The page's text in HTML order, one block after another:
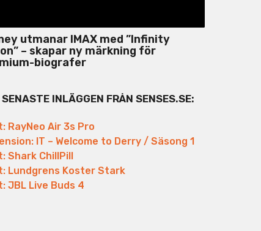
utmanar IMAX med ”Infinity
– skapar ny märkning för
biografer
SENASTE INLÄGGEN FRÅN SENSES.SE:
RayNeo Air 3s Pro
IT – Welcome to Derry / Säsong 1
Shark ChillPill
Lundgrens Koster Stark
JBL Live Buds 4